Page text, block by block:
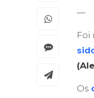
—
Foi
Os